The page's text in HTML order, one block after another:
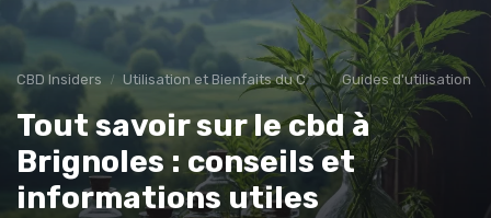
CBD Insiders Utilisation et Bienfaits du CBD Guides d'utilisation
Tout savoir sur le cbd à
Brignoles : conseils et
informations utiles